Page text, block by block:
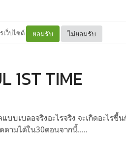
เว็บไซต์ ยอมรับ ไม่ยอมรับ
1ST TIME
บเบลอจริงอะไรจริง จะเกิดอะไรขึ้
ตามได้ใน30ตอนจากนี้.....